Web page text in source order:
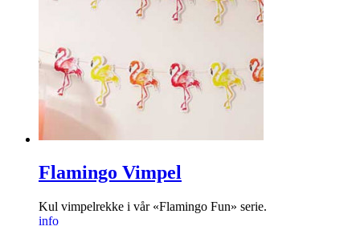
Flamingo Vimpel
Kul vimpelrekke i vår «Flamingo Fun» serie.
info